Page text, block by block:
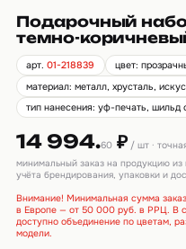
Подарочный
темно-
арт.01-218839
цвет:
материал: металл, хрусталь,
тип нанесения: уф-печать, шильд
14 994.60₽/ шт ·
минимальный заказ на продукцию из
учёта брендирования, упаковки и
Внимание! Минимальная сумма
в Европе — от 50 000 руб. в РРЦ. В
доступно объединение по цветам,
модели.